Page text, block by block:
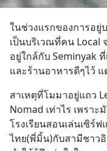
ในช่วงแรกของการอ
เป็นบริเวณที่คน Local
อยู่ใกล้กับ Seminyak
และร้านอาหารดีๆไว้
สาเหตุที่โมมาอยู่แถว
Nomad เท่าไร เพรา
โรงเรียนสอนเล่นเซิร์
ไทย(พี่มิ้น)กับสามีชาว